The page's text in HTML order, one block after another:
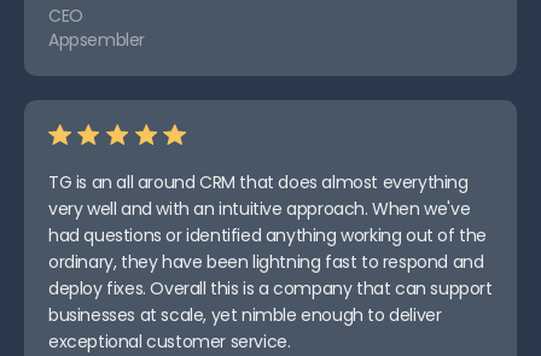
CEO
Appsembler
TG is an all around CRM that does almost everything
very well and with an intuitive approach. When we've
had questions or identified anything working out of the
ordinary, they have been lightning fast to respond and
deploy fixes. Overall this is a company that can support
businesses at scale, yet nimble enough to deliver
exceptional customer service.